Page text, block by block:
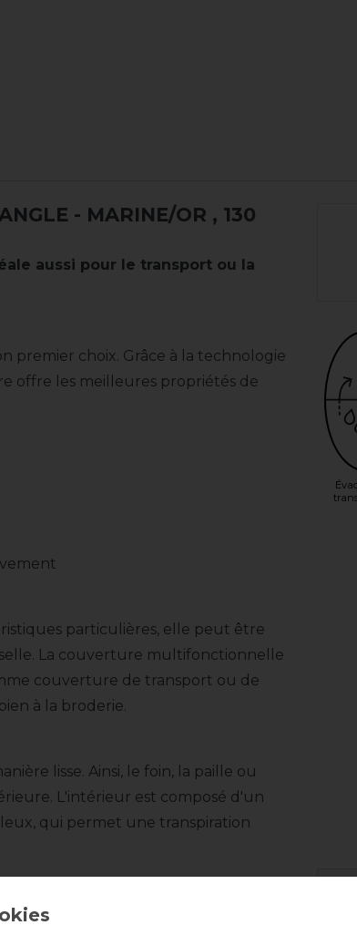
- MARINE/OR , 130
aussi pour le transport ou la
premier choix. Grâce à la technologie
offre les meilleures propriétés de
particulières, elle peut être
La couverture multifonctionnelle
couverture de transport ou de
à la broderie.
lisse. Ainsi, le foin, la paille ou
L'intérieur est composé d'un
qui permet une transpiration
à crochet en T recouverte de Velcro